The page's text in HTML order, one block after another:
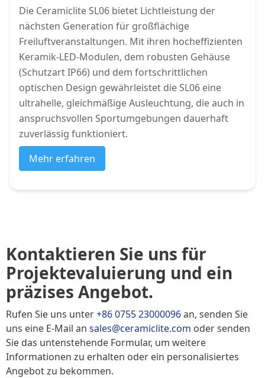
Die Ceramiclite SL06 bietet Lichtleistung der
nächsten Generation für großflächige
Freiluftveranstaltungen. Mit ihren hocheffizienten
Keramik-LED-Modulen, dem robusten Gehäuse
(Schutzart IP66) und dem fortschrittlichen
optischen Design gewährleistet die SL06 eine
ultrahelle, gleichmäßige Ausleuchtung, die auch in
anspruchsvollen Sportumgebungen dauerhaft
zuverlässig funktioniert.
Mehr erfahren
Kontaktieren Sie uns für
Projektevaluierung und ein
präzises Angebot.
Rufen Sie uns unter+86 0755 23000096an, senden Sie
uns eine E-Mail an sales@ceramiclite.com oder senden
Sie das untenstehende Formular, um weitere
Informationen zu erhalten oder ein personalisiertes
Angebot zu bekommen.